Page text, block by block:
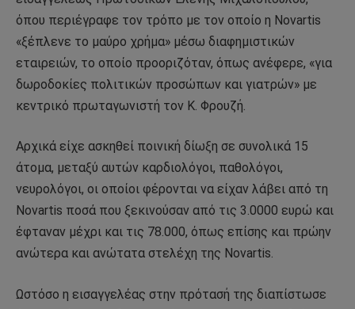
όπου περιέγραφε τον τρόπο με τον οποίο η Novartis
«ξέπλενε το μαύρο χρήμα» μέσω διαφημιστικών
εταιρειών, το οποίο προοριζόταν, όπως ανέφερε, «για
δωροδοκίες πολιτικών προσώπων και γιατρών» με
κεντρικό πρωταγωνιστή τον Κ. Φρουζή.
Αρχικά είχε ασκηθεί ποινική δίωξη σε συνολικά 15
άτομα, μεταξύ αυτών καρδιολόγοι, παθολόγοι,
νευρολόγοι, οι οποίοι φέρονται να είχαν λάβει από τη
Novartis ποσά που ξεκινούσαν από τις 3.0000 ευρώ και
έφταναν μέχρι και τις 78.000, όπως επίσης και πρώην
ανώτερα και ανώτατα στελέχη της Novartis.
Ωστόσο η εισαγγελέας στην πρότασή της διαπίστωσε